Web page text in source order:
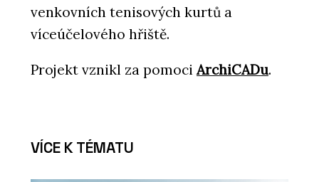
venkovních tenisových kurtů a
víceúčelového hřiště.
Projekt vznikl za pomoci ArchiCADu.
VÍCE K TÉMATU